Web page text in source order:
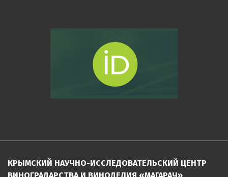
КРЫМСКИЙ НАУЧНО-ИССЛЕДОВАТЕЛЬСКИЙ ЦЕНТР